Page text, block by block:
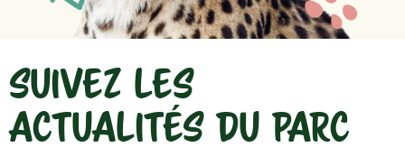
SUIVEZ LES
ACTUALITÉS DU PARC